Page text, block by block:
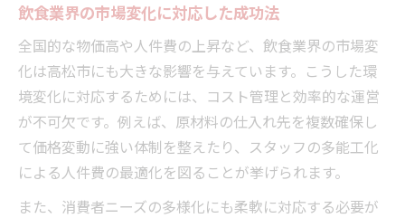
飲食業界の市場変化に対応した成功法
全国的な物価高や人件費の上昇など、飲食業界の市場変
化は高松市にも大きな影響を与えています。こうした環
境変化に対応するためには、コスト管理と効率的な運営
が不可欠です。例えば、原材料の仕入れ先を複数確保し
て価格変動に強い体制を整えたり、スタッフの多能工化
による人件費の最適化を図ることが挙げられます。
また、消費者ニーズの多様化にも柔軟に対応する必要が